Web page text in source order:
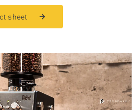
sheet